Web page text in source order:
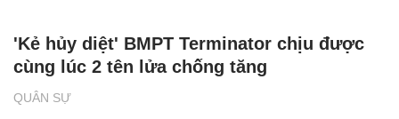
QUÂN SỰ
'Kẻ hủy diệt' BMPT Terminator chịu được
cùng lúc 2 tên lửa chống tăng